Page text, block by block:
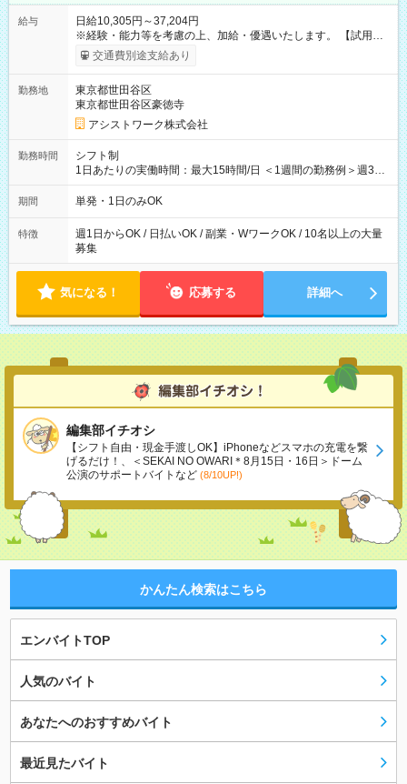
給与
日給10,305円～37,204円
※経験・能力等を考慮の上、加給・優遇いたします。 【試用期
間】試用期間なし
交通費別途支給あり
勤務地
東京都世田谷区
東京都世田谷区豪徳寺
アシストワーク株式会社
勤務時間
シフト制
1日あたりの実働時間：最大15時間/日 ＜1週間の勤務例＞週3回
勤務 勤務：月・水・金 休み：火・木・土・日 好きな時にお仕事
可能です！ ※1日あたりの最大実働時間は日勤、夜勤共に勤務し
期間 単発・1日のみOK
特徴
週1日からOK / 日払いOK / 副業・WワークOK / 10名以上の大量
募集
気になる！ 応募する 詳細へ
編集部イチオシ
【シフト自由・現金手渡しOK】iPhoneなどスマホの充電を繋
げるだけ！、＜SEKAI NO OWARI＊8月15日・16日＞ドーム
公演のサポートバイトなど (8/10UP!)
かんたん検索はこちら
エンバイトTOP
人気のバイト
あなたへのおすすめバイト
最近見たバイト